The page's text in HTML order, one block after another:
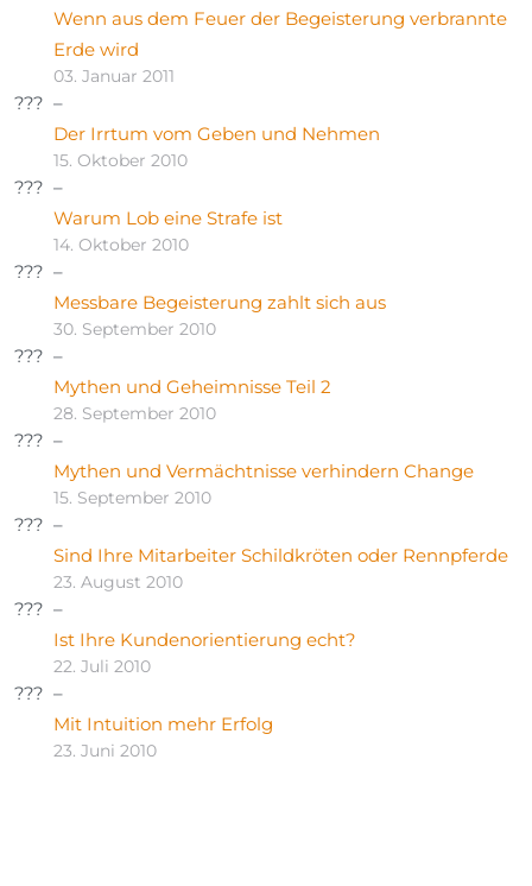
Wenn aus dem Feuer der Begeisterung verbrannte
Erde wird
03. Januar 2011
Der Irrtum vom Geben und Nehmen
15. Oktober 2010
Warum Lob eine Strafe ist
14. Oktober 2010
Messbare Begeisterung zahlt sich aus
30. September 2010
Mythen und Geheimnisse Teil 2
28. September 2010
Mythen und Vermächtnisse verhindern Change
15. September 2010
Sind Ihre Mitarbeiter Schildkröten oder Rennpferde
23. August 2010
Ist Ihre Kundenorientierung echt?
22. Juli 2010
Mit Intuition mehr Erfolg
23. Juni 2010